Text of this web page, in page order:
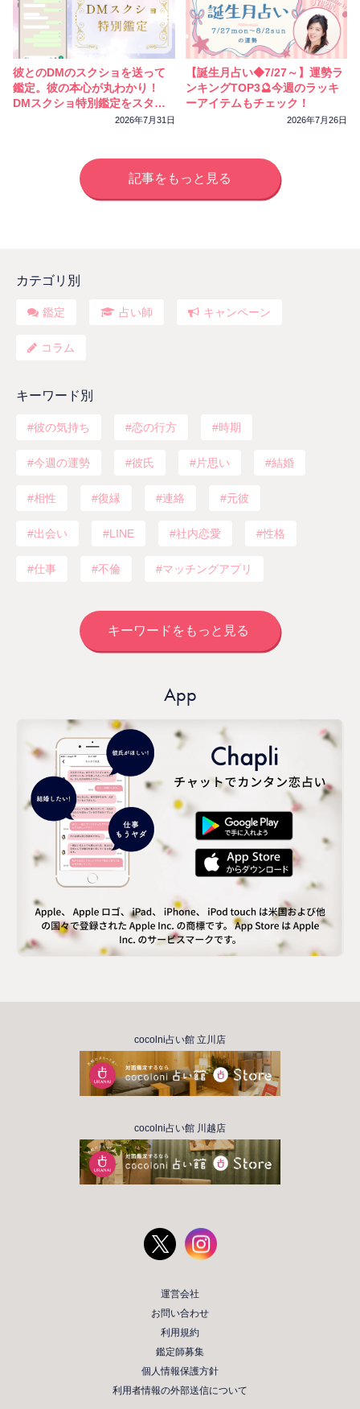
彼とのDMのスクショを送って
鑑定。彼の本心が丸わかり！
DMスクショ特別鑑定をスター
2026年7月31日
【誕生月占い◆7/27～】運勢ラ
ンキングTOP3🔮今週のラッキ
ーアイテムもチェック！
2026年7月26日
記事をもっと見る
カテゴリ別
鑑定 占い師 キャンペーン
コラム
キーワード別
彼の気持ち 恋の行方 時期
今週の運勢 彼氏 片思い 結婚
相性 復縁 連絡 元彼
出会い LINE 社内恋愛 性格
仕事 不倫 マッチングアプリ
キーワードをもっと見る
App
cocolni占い館 立川店
cocolni占い館 川越店
運営会社
お問い合わせ
利用規約
鑑定師募集
個人情報保護方針
利用者情報の外部送信について